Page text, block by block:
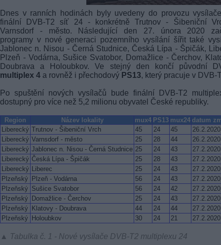
Dnes v ranních hodinách byly uvedeny do provozu
finální DVB-T2 síť 24 - konkrétně Trutnov - Šibeniční
Varnsdorf - město. Následující den 27. února 2020
programy v nové generaci pozemního vysílání šířit také
Jablonec n. Nisou - Černá Studnice, Česká Lípa - Špičák,
Plzeň - Vodárna, Sušice Svatobor, Domažlice - Čerchov,
Doubrava a Holoubkov. Ve stejný den končí původní
multiplex 4 a rovněž i přechodový PS13, který pracuje v DVB-
Po spuštění nových vysílačů bude finální DVB-T2
dostupný pro více než 5,2 milionu obyvatel České republiky.
Region Název lokality mux4 PS13 mux24 datum
Liberecký Trutnov - Šibeniční Vrch 45 24 45
26.2.2020
Liberecký Varnsdorf - město 25 28 44
26.2.2020
Liberecký Jablonec n. Nisou - Černá Studnice 25 24 43
27.2.2020
Liberecký Česká Lípa - Špičák 25 28 43
27.2.2020
Liberecký
Liberec 25 24 43
27.2.2020
Plzeňský
Plzeň - Vodárna 56 24 43
27.2.2020
Plzeňský Sušice Svatobor 56 24 42
27.2.2020
Plzeňský
Domažlice - Čerchov 25 24 43
27.2.2020
Plzeňský
Klatovy - Doubrava 44 24 44
27.2.2020
Plzeňský
Holoubkov 30 24 21 27.2.2020
▲ Tabulka č. 1 - Nové vysílače DVB-T2 multiplexu 24